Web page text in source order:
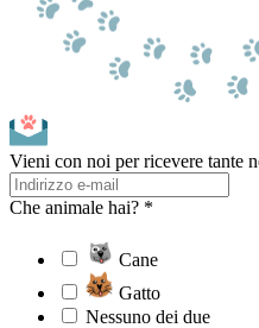
Vieni con noi per ricevere tante
Che animale hai? *
Cane
Gatto
Nessuno dei due